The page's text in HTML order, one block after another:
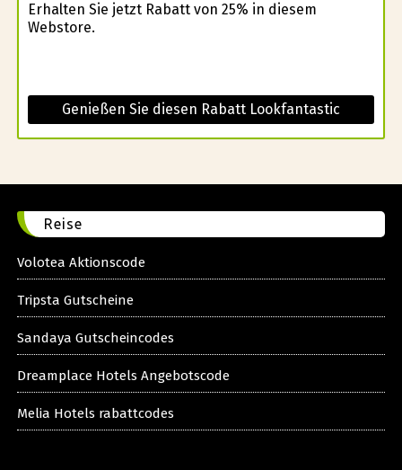
Erhalten Sie jetzt Rabatt von 25% in diesem
Webstore.
Genießen Sie diesen Rabatt Lookfantastic
Reise
Volotea Aktionscode
Tripsta Gutscheine
Sandaya Gutscheincodes
Dreamplace Hotels Angebotscode
Melia Hotels rabattcodes